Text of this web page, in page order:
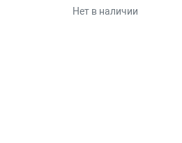
Нет в наличии